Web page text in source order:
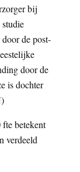
bij
de post-
door de
is dochter
betekent
verdeeld